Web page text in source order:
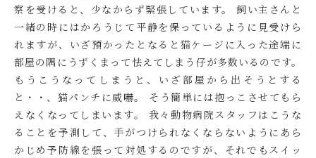
察を受けると、少なからず緊張しています。 飼い主さんと
一緒の時にはかろうじて平静を保っているように見受けら
れますが、いざ預かったとなると猫ケージに入った途端に
部屋の隅にうずくまって怯えてしまう仔が多数いるのです。
もうこうなってしまうと、いざ部屋から出そうとする
と・・、猫パンチに威嚇。 そう簡単には抱っこさせてもら
えなくなってしまいます。 我々動物病院スタッフはこうな
ることを予測して、手がつけられなくならないようにあら
かじめ予防線を張って対処するのですが、それでもスイッ